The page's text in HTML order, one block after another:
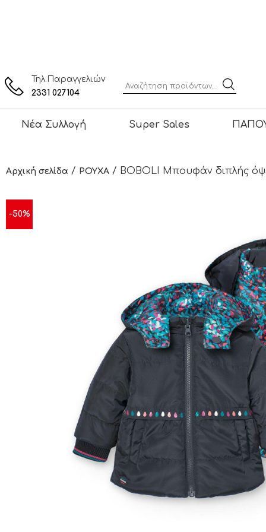
Τηλ.Παραγγελιών
2331 027104
Νέα Συλλογή Super Sales
Αρχική σελίδα / ΡΟΥΧΑ / BOBOLI Μπουφάν διπλής
-50%